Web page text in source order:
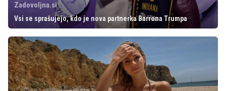
Zadovoljna.si
Vsi se sprašujejo, kdo je nova partnerka Barrona Trumpa